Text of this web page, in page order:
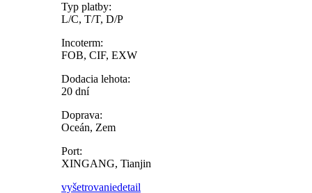
Typ platby:
L/C, T/T, D/P
Incoterm:
FOB, CIF, EXW
Dodacia lehota:
20 dní
Doprava:
Oceán, Zem
Port:
XINGANG, Tianjin
vyšetrovaniedetail